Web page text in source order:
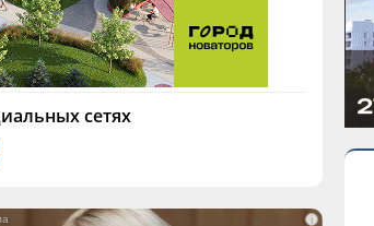
сетях
i